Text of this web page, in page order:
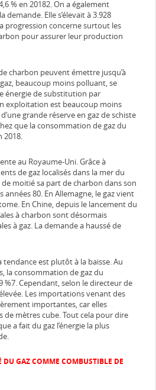
% en 20182. On a également
demande. Elle s’élevait à 3.928
progression concerne surtout les
pour assurer leur production
charbon peuvent émettre jusqu’à
beaucoup moins polluant, se
énergie de substitution par
exploitation est beaucoup moins
grande réserve en gaz de schiste
que la consommation de gaz du
2018.
au Royaume-Uni. Grâce à
de gaz localisés dans la mer du
moitié sa part de charbon dans son
80. En Allemagne, le gaz vient
En Chine, depuis le lancement du
à charbon sont désormais
à gaz. La demande a haussé de
tendance est plutôt à la baisse. Au
la consommation de gaz du
Cependant, selon le directeur de
Les importations venant des
importantes, car elles
de mètres cube. Tout cela pour dire
a fait du gaz l’énergie la plus
DU GAZ COMME COMBUSTIBLE DE